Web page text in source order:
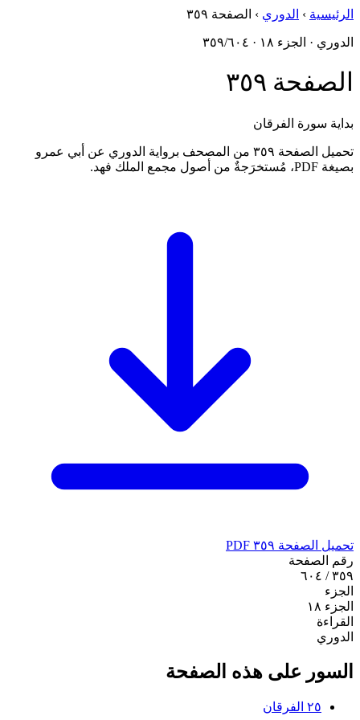
الرئيسية › الدوري › الصفحة ٣٥٩
الدوري · الجزء ١٨ · ٣٥٩/٦٠٤
الصفحة ٣٥٩
بداية سورة الفرقان
تحميل الصفحة ٣٥٩ من المصحف برواية الدوري عن أبي عمرو
بصيغة PDF، مُستخرَجةٌ من أصول مجمع الملك فهد.
تحميل الصفحة ٣٥٩ PDF
رقم الصفحة
٣٥٩ / ٦٠٤
الجزء
الجزء ١٨
القراءة
الدوري
السور على هذه الصفحة
٢٥ الفرقان